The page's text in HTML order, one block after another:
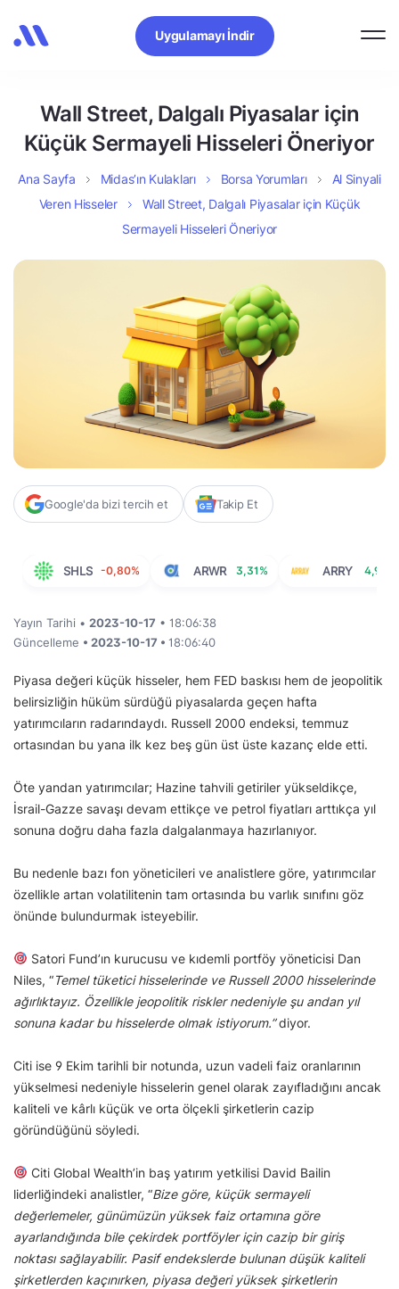
Uygulamayı İndir
Wall Street, Dalgalı Piyasalar için
Küçük Sermayeli Hisseleri Öneriyor
Ana Sayfa Midas’ın Kulakları Borsa Yorumları
Al Sinyali
Veren Hisseler
Wall Street, Dalgalı Piyasalar için Küçük
Sermayeli Hisseleri Öneriyor
Google'da bizi tercih et Takip Et
SHLS -0,80% ARWR 3,31% ARRY 4,95%
Yayın Tarihi • 2023-10-17 • 18:06:38
Güncelleme • 2023-10-17 • 18:06:40
Piyasa değeri küçük hisseler, hem FED baskısı hem de jeopolitik
belirsizliğin hüküm sürdüğü piyasalarda geçen hafta
yatırımcıların radarındaydı. Russell 2000 endeksi, temmuz
ortasından bu yana ilk kez beş gün üst üste kazanç elde etti.
Öte yandan yatırımcılar; Hazine tahvili getiriler yükseldikçe,
İsrail-Gazze savaşı devam ettikçe ve petrol fiyatları arttıkça yıl
sonuna doğru daha fazla dalgalanmaya hazırlanıyor.
Bu nedenle bazı fon yöneticileri ve analistlere göre, yatırımcılar
özellikle artan volatilitenin tam ortasında bu varlık sınıfını göz
önünde bulundurmak isteyebilir.
Satori Fund’ın kurucusu ve kıdemli portföy yöneticisi Dan
Niles, “Temel tüketici hisselerinde ve Russell 2000 hisselerinde
ağırlıktayız. Özellikle jeopolitik riskler nedeniyle şu andan yıl
sonuna kadar bu hisselerde olmak istiyorum.”diyor.
Citi ise 9 Ekim tarihli bir notunda, uzun vadeli faiz oranlarının
yükselmesi nedeniyle hisselerin genel olarak zayıfladığını ancak
kaliteli ve kârlı küçük ve orta ölçekli şirketlerin cazip
göründüğünü söyledi.
Citi Global Wealth’in baş yatırım yetkilisi David Bailin
liderliğindeki analistler, “Bize göre, küçük sermayeli
değerlemeler, günümüzün yüksek faiz ortamına göre
ayarlandığında bile çekirdek portföyler için cazip bir giriş
noktası sağlayabilir. Pasif endekslerde bulunan düşük kaliteli
şirketlerden kaçınırken, piyasa değeri yüksek şirketlerin